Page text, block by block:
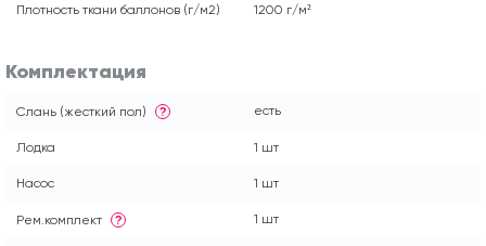
Плотность ткани баллонов (г/м2) 1200 г/м²
Комплектация
Слань (жесткий пол) ? есть
Лодка 1 шт
Насос 1 шт
Рем.комплект ? 1 шт